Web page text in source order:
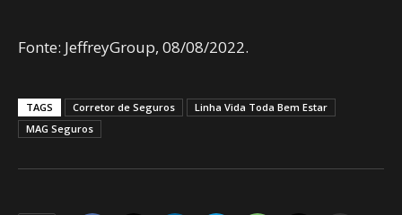
Fonte: JeffreyGroup, 08/08/2022.
TAGS Corretor de Seguros
Linha Vida Toda Bem Estar
MAG Seguros